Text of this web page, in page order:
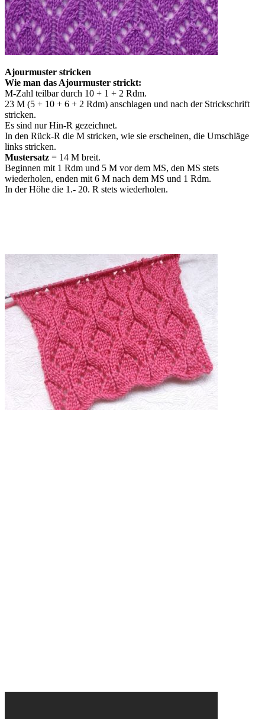
Ajourmuster stricken
Wie man das Ajourmuster strickt:
M-Zahl teilbar durch 10 + 1 + 2 Rdm.
23 M (5 + 10 + 6 + 2 Rdm) anschlagen und nach der Strickschrift
stricken.
Es sind nur Hin-R gezeichnet.
In den Rück-R die M stricken, wie sie erscheinen, die Umschläge
links stricken.
Mustersatz = 14 M breit.
Beginnen mit 1 Rdm und 5 M vor dem MS, den MS stets
wiederholen, enden mit 6 M nach dem MS und 1 Rdm.
In der Höhe die 1.- 20. R stets wiederholen.